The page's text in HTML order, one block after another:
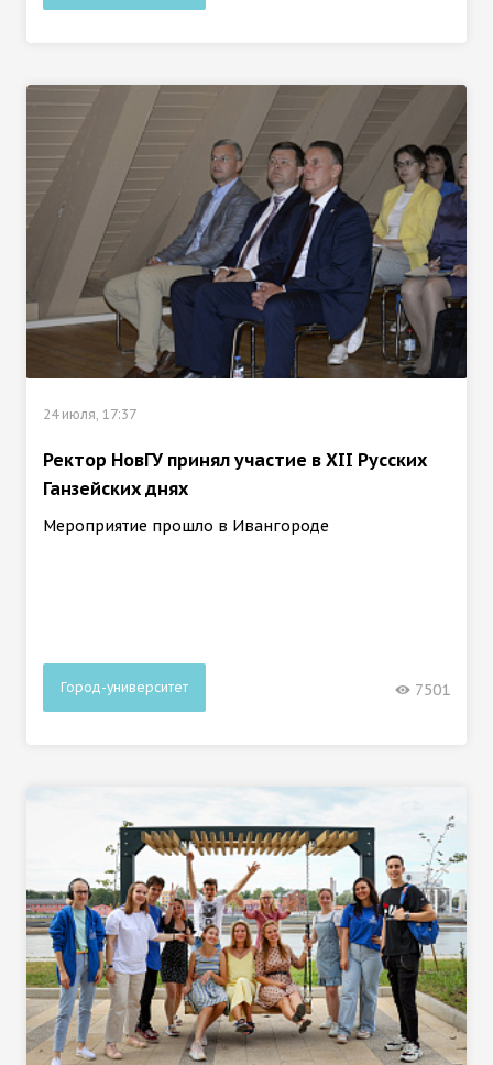
24 июля, 17:37
Ректор НовГУ принял участие в ХII Русских
Ганзейских днях
Мероприятие прошло в Ивангороде
Город-университет 7501